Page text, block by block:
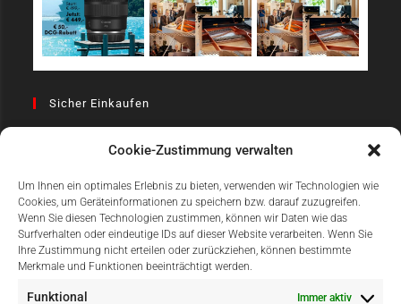
Cookie-Zustimmung verwalten
Um Ihnen ein optimales Erlebnis zu bieten, verwenden wir Technologien wie
Cookies, um Geräteinformationen zu speichern bzw. darauf zuzugreifen.
Wenn Sie diesen Technologien zustimmen, können wir Daten wie das
Surfverhalten oder eindeutige IDs auf dieser Website verarbeiten. Wenn Sie
Ihre Zustimmung nicht erteilen oder zurückziehen, können bestimmte
Merkmale und Funktionen beeinträchtigt werden.
Funktional Immer aktiv
Sicher Einkaufen
Einfach Online Bezahlen